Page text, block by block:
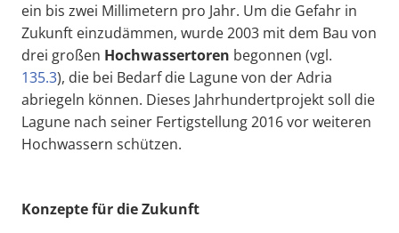
ein bis zwei Millimetern pro Jahr. Um die Gefahr in
Zukunft einzudämmen, wurde 2003 mit dem Bau von
drei großen Hochwassertoren begonnen (vgl.
135.3), die bei Bedarf die Lagune von der Adria
abriegeln können. Dieses Jahrhundertprojekt soll die
Lagune nach seiner Fertigstellung 2016 vor weiteren
Hochwassern schützen.
Konzepte für die Zukunft